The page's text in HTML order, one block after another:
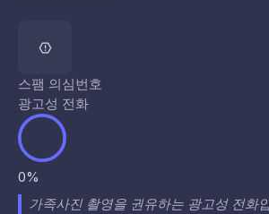
스팸 의심번호
광고성 전화
0%
가족사진 촬영을 권유하는 광고성 전화